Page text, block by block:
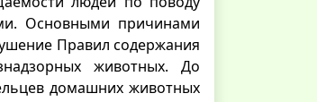
Основными причинами
Правил содержания
животных. До
домашних животных